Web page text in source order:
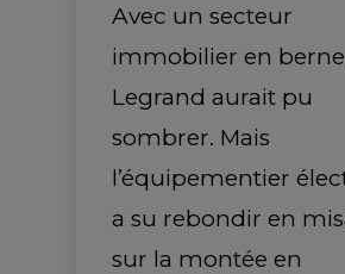
Avec un secteur
immobilier en
Legrand aurait pu
sombrer. Mais
l’équipementier
a su rebondir en
sur la montée en